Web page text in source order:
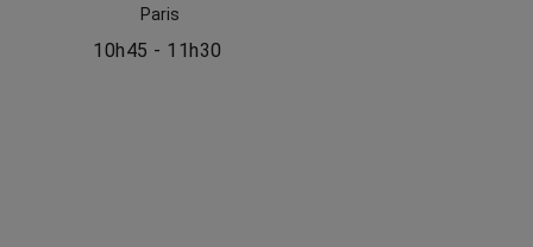
Paris
10h45 - 11h30